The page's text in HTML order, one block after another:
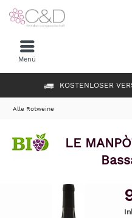
KOSTENLOSER
Menü
Alle Rotweine
LE